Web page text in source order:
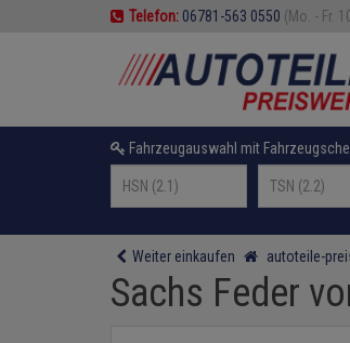
Telefon: 06781-563 0550 (Mo. - Fr.
Fahrzeugauswahl mit
Weiter einkaufen autoteile-
Sachs Feder